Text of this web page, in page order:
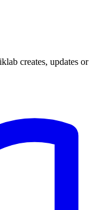
creates, updates or